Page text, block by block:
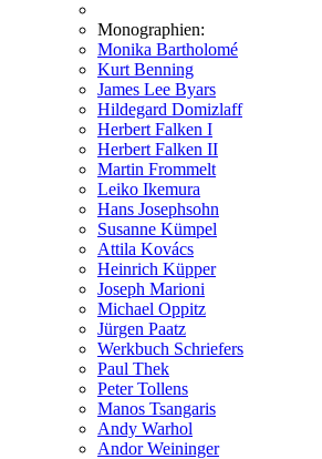
Monographien:
Monika Bartholomé
Kurt Benning
James Lee Byars
Hildegard Domizlaff
Herbert Falken I
Herbert Falken II
Martin Frommelt
Leiko Ikemura
Hans Josephsohn
Susanne Kümpel
Attila Kovács
Heinrich Küpper
Joseph Marioni
Michael Oppitz
Jürgen Paatz
Werkbuch Schriefers
Paul Thek
Peter Tollens
Manos Tsangaris
Andy Warhol
Andor Weininger